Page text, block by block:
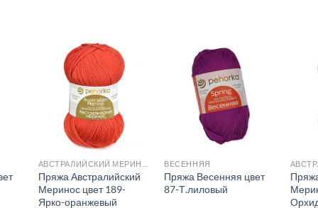
Добавить в
избранное.
Пряжа Австралийский
Меринос цвет 189-
Ярко-оранжевый
Добавить в
избранное.
ВЕСЕННЯЯ
Пряжа Весенняя цвет
87-Т.лиловый